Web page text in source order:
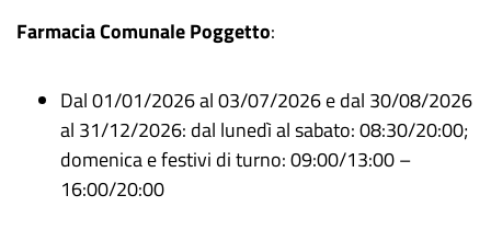
Farmacia Comunale Poggetto:
Dal 01/01/2026 al 03/07/2026 e dal 30/08/2026
al 31/12/2026: dal lunedì al sabato: 08:30/20:00;
domenica e festivi di turno: 09:00/13:00 –
16:00/20:00